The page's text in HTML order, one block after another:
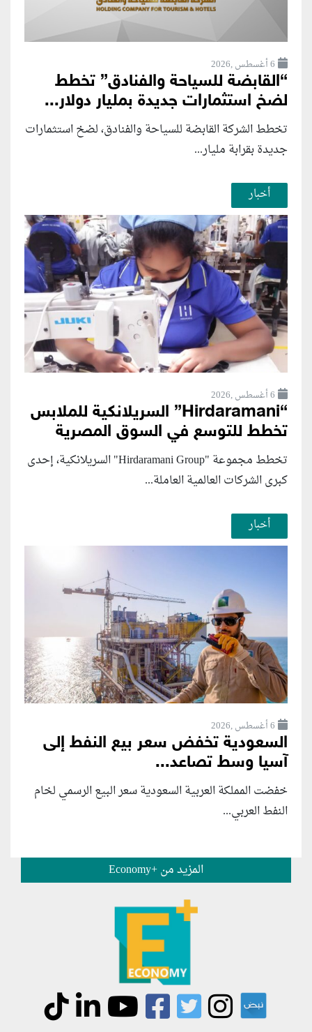
6 أغسطس ,2026
“القابضة للسياحة والفنادق” تخطط
لضخ استثمارات جديدة بمليار دولار...
تخطط الشركة القابضة للسياحة والفنادق، لضخ استثمارات
جديدة بقرابة مليار...
أخبار
6 أغسطس ,2026
“Hirdaramani” السريلانكية للملابس
تخطط للتوسع في السوق المصرية
تخطط مجموعة "Hirdaramani Group" السريلانكية، إحدى
كبرى الشركات العالمية العاملة...
أخبار
6 أغسطس ,2026
السعودية تخفض سعر بيع النفط إلى
آسيا وسط تصاعد...
خفضت المملكة العربية السعودية سعر البيع الرسمي لخام
النفط العربي...
المزيد من +Economy